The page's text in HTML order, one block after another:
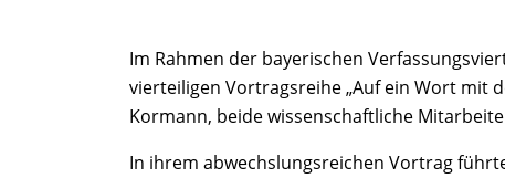
Im Rahmen der bayerischen
vierteiligen Vortragsreihe „Auf ein Wort mit
Kormann, beide wissenschaftliche
In ihrem abwechslungsreichen Vortrag